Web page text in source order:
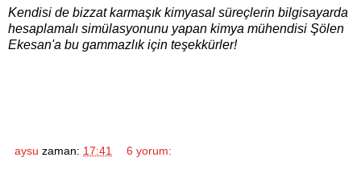
Kendisi de bizzat karmaşık kimyasal süreçlerin bilgisayarda
hesaplamalı simülasyonunu yapan kimya mühendisi Şölen
Ekesan'a bu gammazlık için teşekkürler!
aysu zaman: 17:41 6 yorum: